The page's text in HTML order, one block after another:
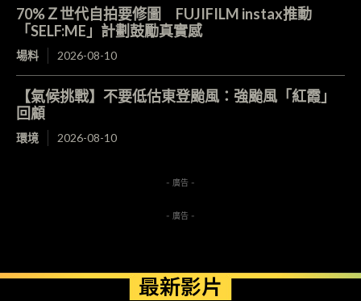
70%Ｚ世代自拍要修圖 FUJIFILM instax推動
「SELF:ME」計劃鼓勵真實感
場料 2026-08-10
【氣候挑戰】不要低估東登颱風：強颱風「紅霞」
回顧
環境 2026-08-10
- 廣告 -
- 廣告 -
最新影片